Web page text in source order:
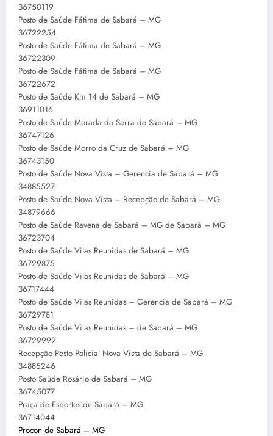
36750119
Posto de Saúde Fátima de Sabará – MG
36722254
Posto de Saúde Fátima de Sabará – MG
36722309
Posto de Saúde Fátima de Sabará – MG
36722672
Posto de Saúde Km 14 de Sabará – MG
36911016
Posto de Saúde Morada da Serra de Sabará – MG
36747126
Posto de Saúde Morro da Cruz de Sabará – MG
36743150
Posto de Saúde Nova Vista – Gerencia de Sabará – MG
34885527
Posto de Saúde Nova Vista – Recepção de Sabará – MG
34879666
Posto de Saúde Ravena de Sabará – MG de Sabará – MG
36723704
Posto de Saúde Vilas Reunidas de Sabará – MG
36729875
Posto de Saúde Vilas Reunidas de Sabará – MG
36717444
Posto de Saúde Vilas Reunidas – Gerencia de Sabará – MG
36729781
Posto de Saúde Vilas Reunidas – de Sabará – MG
36729992
Recepção Posto Policial Nova Vista de Sabará – MG
34885246
Posto Saúde Rosário de Sabará – MG
36745077
Praça de Esportes de Sabará – MG
36714044
Procon de Sabará – MG